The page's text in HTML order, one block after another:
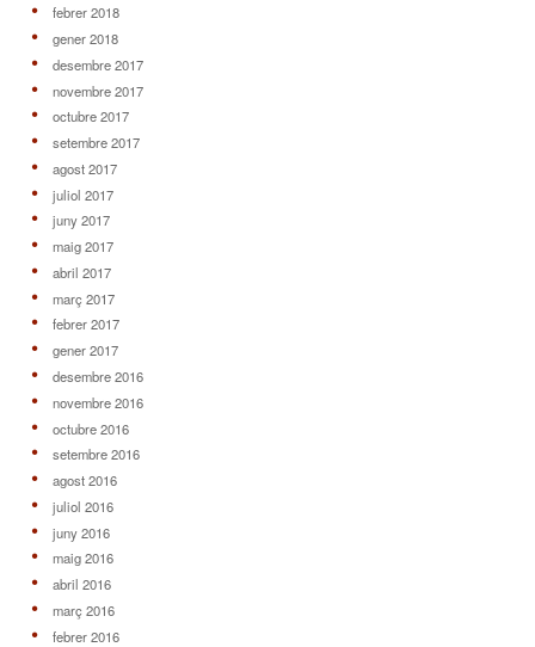
febrer 2018
gener 2018
desembre 2017
novembre 2017
octubre 2017
setembre 2017
agost 2017
juliol 2017
juny 2017
maig 2017
abril 2017
març 2017
febrer 2017
gener 2017
desembre 2016
novembre 2016
octubre 2016
setembre 2016
agost 2016
juliol 2016
juny 2016
maig 2016
abril 2016
març 2016
febrer 2016